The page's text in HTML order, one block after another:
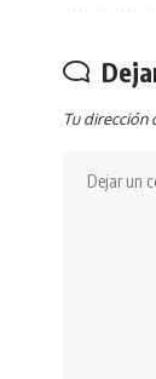
Tu dirección